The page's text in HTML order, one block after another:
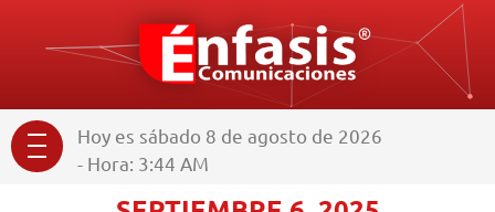
Hoy es sábado 8 de agosto de 2026
- Hora: 3:44 AM